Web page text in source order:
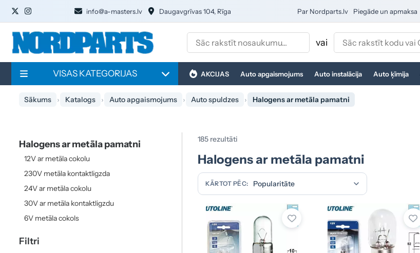
info@a-masters.lv Daugavgrīvas 104, Rīga Par Nordparts.lv Piegāde un apmaksa
vai
VISAS KATEGORIJAS AKCIJAS Auto apgaismojums Auto instalācija Auto ķīmija
Sākums Katalogs Auto apgaismojums Auto spuldzes Halogens ar metāla pamatni
Halogens ar metāla pamatni
12V ar metāla cokolu
230V metāla kontaktligzda
24V ar metāla cokolu
30V ar metāla kontaktligzdu
6V metāla cokols
Filtri
185 rezultāti
Halogens ar metāla pamatni
KĀRTOT PĒC: